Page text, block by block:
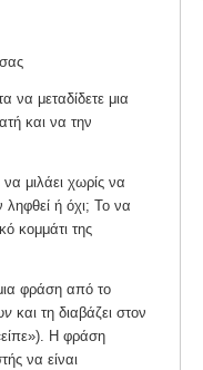
να μεταδίδετε μια
και να την
μιλάει χωρίς να
ληφθεί ή όχι; Το να
κομμάτι της
φράση από το
και τη διαβάζει στον
Η φράση
να είναι